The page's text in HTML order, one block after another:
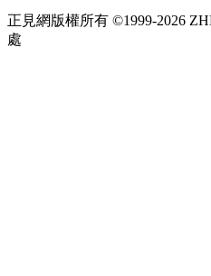
正見網版權所有 ©1999-2026
處